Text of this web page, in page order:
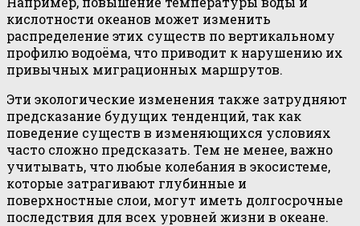
кислотности океанов может изменить
распределение этих существ по вертикальному
профилю водоёма, что приводит к нарушению их
привычных миграционных маршрутов.
Эти экологические изменения также затрудняют
предсказание будущих тенденций, так как
поведение существ в изменяющихся условиях
часто сложно предсказать. Тем не менее, важно
учитывать, что любые колебания в экосистеме,
которые затрагивают глубинные и
поверхностные слои, могут иметь долгосрочные
последствия для всех уровней жизни в океане.